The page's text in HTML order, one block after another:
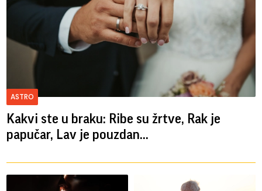
ASTRO
Kakvi ste u braku: Ribe su žrtve, Rak je
papučar, Lav je pouzdan...